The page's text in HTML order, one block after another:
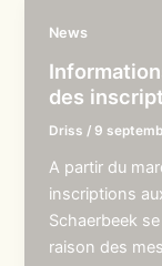
News
des
Driss / 9
A partir du
inscriptions
Schaerbeek
raison des